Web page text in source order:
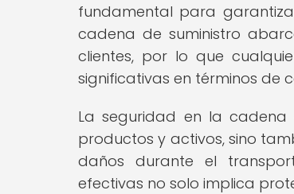
fundamental para
cadena de suministro
clientes, por lo que
significativas en términos de
La seguridad en la
productos y activos, sino
daños durante el
efectivas no solo implica